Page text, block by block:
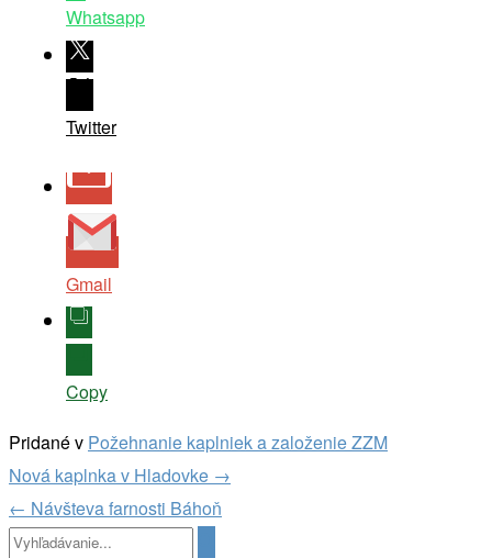
Whatsapp
Twitter
Gmail
Copy
Pridané vPožehnanie kaplniek a založenie ZZM
Navigácia
v
článkoch
Nová kaplnka v Hladovke→
←Návšteva farnosti Báhoň